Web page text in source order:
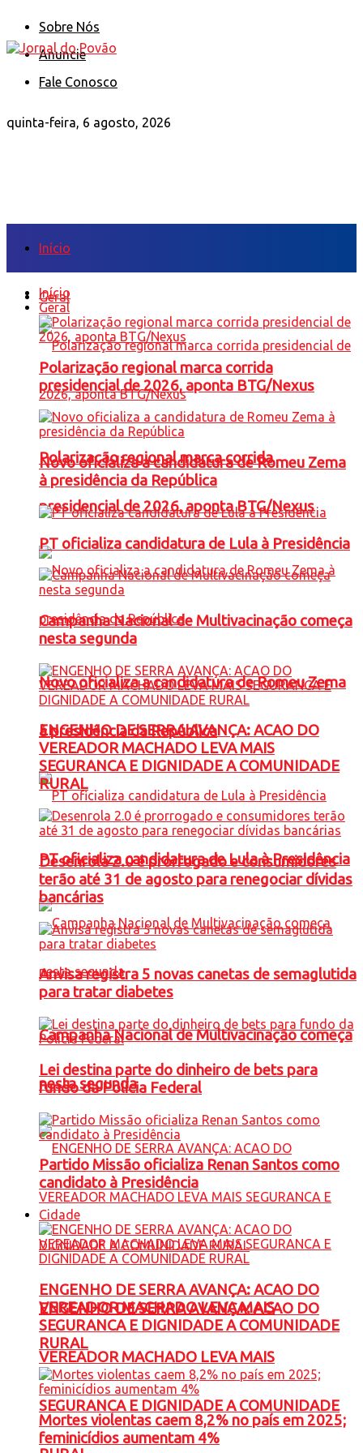
Sobre Nós
Anuncie
Fale Conosco
quinta-feira, 6 agosto, 2026
Início
Geral
Polarização regional marca corrida
presidencial de 2026, aponta BTG/Nexus
Novo oficializa a candidatura de Romeu Zema
à presidência da República
PT oficializa candidatura de Lula à Presidência
Campanha Nacional de Multivacinação começa
nesta segunda
ENGENHO DE SERRA AVANÇA: ACAO DO
VEREADOR MACHADO LEVA MAIS
SEGURANCA E DIGNIDADE A COMUNIDADE
Início
Geral
Polarização regional marca corrida
presidencial de 2026, aponta BTG/Nexus
Novo oficializa a candidatura de Romeu Zema
à presidência da República
PT oficializa candidatura de Lula à Presidência
Campanha Nacional de Multivacinação começa
nesta segunda
ENGENHO DE SERRA AVANÇA: ACAO DO
VEREADOR MACHADO LEVA MAIS
SEGURANCA E DIGNIDADE A COMUNIDADE
RURAL
Desenrola 2.0 é prorrogado e consumidores
terão até 31 de agosto para renegociar dívidas
bancárias
Anvisa registra 5 novas canetas de semaglutida
para tratar diabetes
Lei destina parte do dinheiro de bets para
fundo da Polícia Federal
Partido Missão oficializa Renan Santos como
candidato à Presidência
Cidade
ENGENHO DE SERRA AVANÇA: ACAO DO
VEREADOR MACHADO LEVA MAIS
SEGURANCA E DIGNIDADE A COMUNIDADE
RURAL
Mortes violentas caem 8,2% no país em 2025;
feminicídios aumentam 4%